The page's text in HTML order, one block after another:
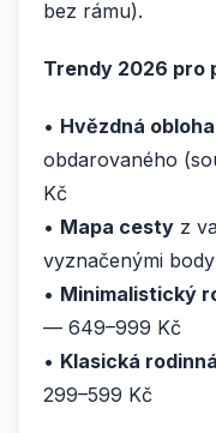
bez rámu).
Trendy 2026 pro
• Hvězdná obloha
obdarovaného
Kč
• Mapa cesty z
vyznačenými
• Minimalistický
— 649–999 Kč
• Klasická
299–599 Kč